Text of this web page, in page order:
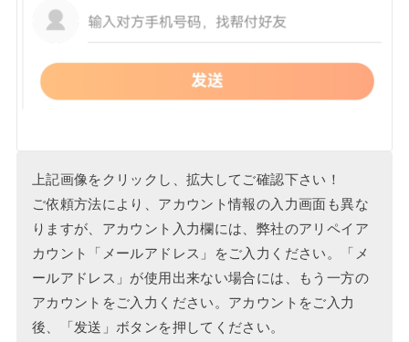
上記画像をクリックし、拡大してご確認下さい！
ご依頼方法により、アカウント情報の入力画面も異な
りますが、アカウント入力欄には、弊社のアリペイア
カウント「メールアドレス」をご入力ください。「メ
ールアドレス」が使用出来ない場合には、もう一方の
アカウントをご入力ください。アカウントをご入力
後、「发送」ボタンを押してください。